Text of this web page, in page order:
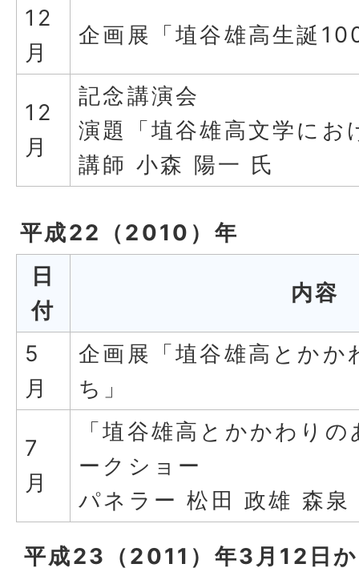
12
月
企画展「埴谷雄高生誕
12
月
記念講演会
演題「埴谷雄高文学にお
講師 小森 陽一 氏
平成22（2010）年
日
付
内容
5
月
企画展「埴谷雄高とか
ち」
7
月
「埴谷雄高とかかわり
ークショー
パネラー 松田 政雄 森泉
平成23（2011）年3月12日